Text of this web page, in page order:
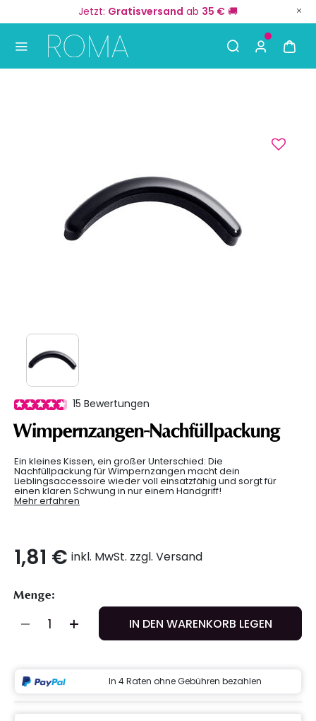
Jetzt: Gratisversand ab 35 € 🚚
15 Bewertungen
Wimpernzangen-Nachfüllpackung
Ein kleines Kissen, ein großer Unterschied: Die
Nachfüllpackung für Wimpernzangen macht dein
Lieblingsaccessoire wieder voll einsatzfähig und sorgt für
einen klaren Schwung in nur einem Handgriff!
Mehr erfahren
1,81 € inkl. MwSt. zzgl. Versand
Menge:
IN DEN WARENKORB LEGEN
In 4 Raten ohne Gebühren bezahlen